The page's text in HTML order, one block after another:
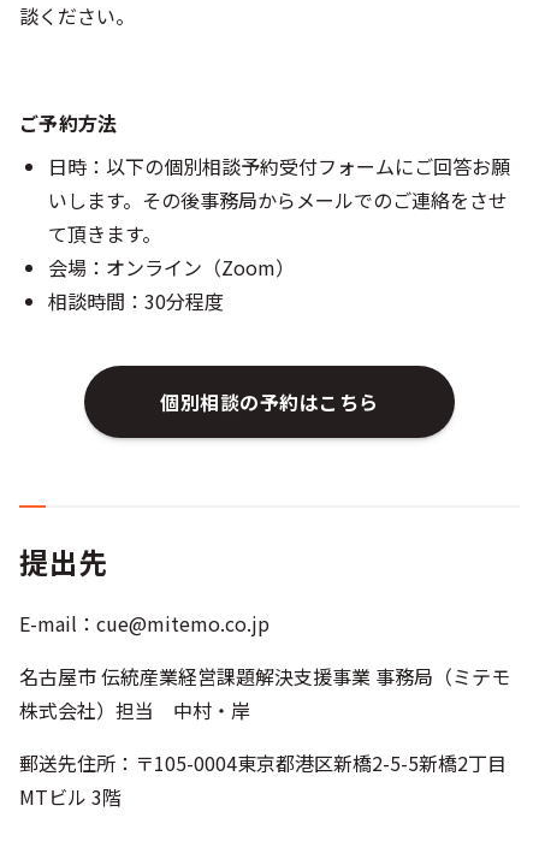
談ください。
ご予約方法
日時：以下の個別相談予約受付フォームにご回答お願
いします。その後事務局からメールでのご連絡をさせ
て頂きます。
会場：オンライン（Zoom）
相談時間：30分程度
個別相談の予約はこちら
提出先
E-mail： cue@mitemo.co.jp
名古屋市 伝統産業経営課題解決支援事業 事務局（ミテモ
株式会社）担当 中村・岸
郵送先住所：〒105-0004東京都港区新橋2-5-5新橋2丁目
MTビル 3階